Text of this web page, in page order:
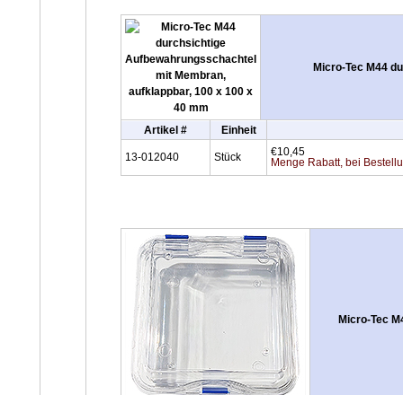
Micro-Tec M44
Artikel # Einheit
13-012040 Stück
€10,45
Menge Rabatt, bei
Micro-Tec